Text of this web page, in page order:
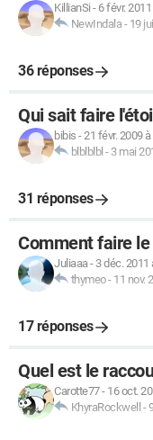
KillianSi - 6 févr.
NewIndala - 19
36 réponses
Qui sait faire
bibis -21 févr. 2009
blblblbl - 3 mai
31 réponses
Comment faire
Juliaaa- 3 déc. 2011
thymeo- 11 nov.
17 réponses
Quel est le
Carotte77- 16 oct.
KhyraRockwell -